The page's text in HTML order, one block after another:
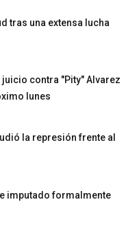
tras una extensa lucha
contra "Pity" Alvarez
lunes
la represión frente al
imputado formalmente